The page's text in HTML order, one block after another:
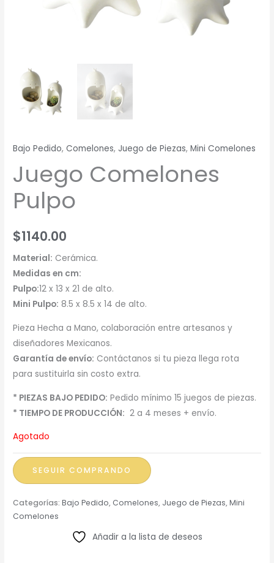
Bajo Pedido,Comelones, Juego de Piezas,Mini Comelones
Juego Comelones
Pulpo
$1140.00
Material: Cerámica.
Medidas en cm:
Pulpo:12 x 13 x 21 de alto.
Mini Pulpo: 8.5 x 8.5 x 14 de alto.
Pieza Hecha a Mano, colaboración entre artesanos y
diseñadores Mexicanos.
Garantía de envío: Contáctanos si tu pieza llega rota
para sustituirla sin costo extra.
* PIEZAS BAJO PEDIDO: Pedido mínimo 15 juegos de piezas.
* TIEMPO DE PRODUCCIÓN: 2 a 4 meses + envío.
Agotado
SEGUIR COMPRANDO
Categorías:Bajo Pedido, Comelones, Juego de Piezas,Mini
Comelones
Añadir a la lista de deseos